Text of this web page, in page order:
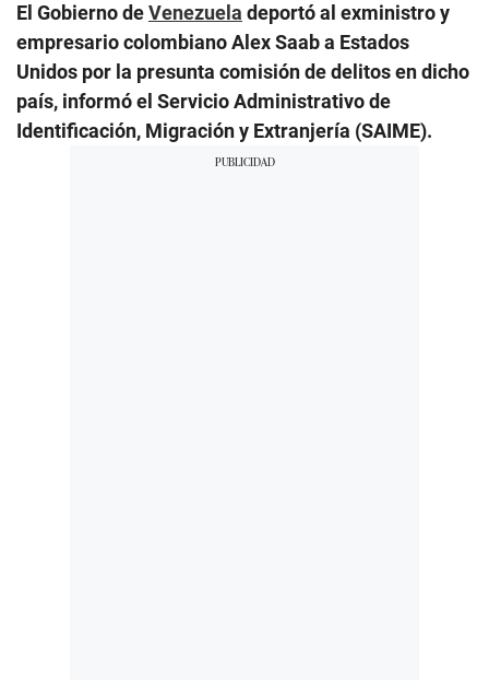
El Gobierno deVenezuela deportó al exministro y
empresario colombiano Alex Saab a Estados
Unidos por la presunta comisión de delitos en dicho
país, informó el Servicio Administrativo de
Identificación, Migración y Extranjería (SAIME).